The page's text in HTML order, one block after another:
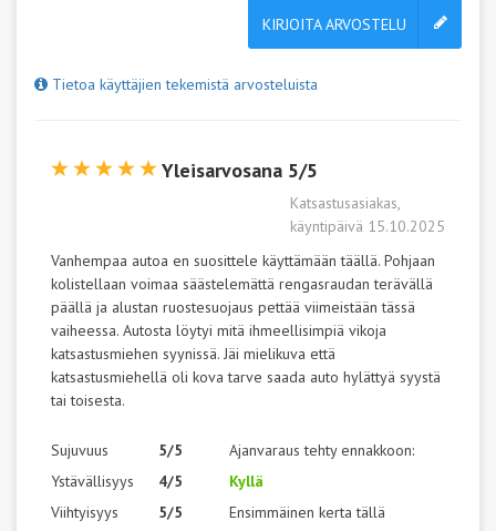
KIRJOITA ARVOSTELU
Tietoa käyttäjien tekemistä arvosteluista
Yleisarvosana 5/5
Katsastusasiakas,
käyntipäivä 15.10.2025
Vanhempaa autoa en suosittele käyttämään täällä. Pohjaan
kolistellaan voimaa säästelemättä rengasraudan terävällä
päällä ja alustan ruostesuojaus pettää viimeistään tässä
vaiheessa. Autosta löytyi mitä ihmeellisimpiä vikoja
katsastusmiehen syynissä. Jäi mielikuva että
katsastusmiehellä oli kova tarve saada auto hylättyä syystä
tai toisesta.
Sujuvuus
Ystävällisyys
Viihtyisyys
5/5
4/5
5/5
Ajanvaraus tehty ennakkoon:
Kyllä
Ensimmäinen kerta tällä